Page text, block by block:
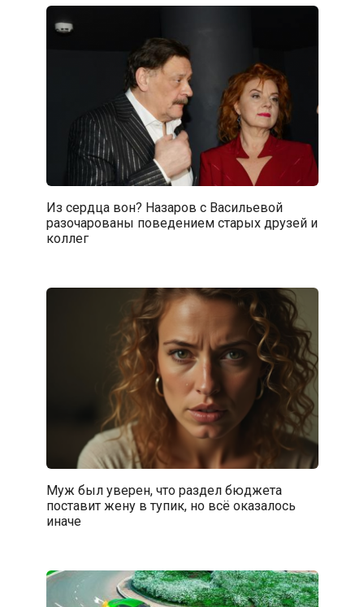
Из сердца вон? Назаров с Васильевой
разочарованы поведением старых друзей и
коллег
Муж был уверен, что раздел бюджета
поставит жену в тупик, но всё оказалось
иначе